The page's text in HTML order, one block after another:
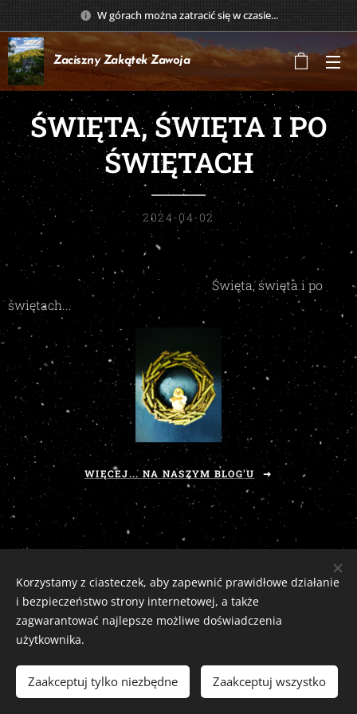
W górach można zatracić się w czasie...
Zaciszny Zakątek Zawoja
ŚWIĘTA, ŚWIĘTA I PO
ŚWIĘTACH
2024-04-02
Święta, święta i po
świętach... 🐣🐥
WIĘCEJ... NA NASZYM BLOG'U
Zaciszny Zakątek Zawoja
Email:zaciszny.zakatek.zawoja@gmail.com |Tel:604-643-167 |2026
Odstąp od umowytutaj Ciasteczka
Korzystamy z ciasteczek, aby zapewnić prawidłowe działanie
i bezpieczeństwo strony internetowej, a także
zagwarantować najlepsze możliwe doświadczenia
użytkownika.
Zaakceptuj tylko niezbędne Zaakceptuj wszystko